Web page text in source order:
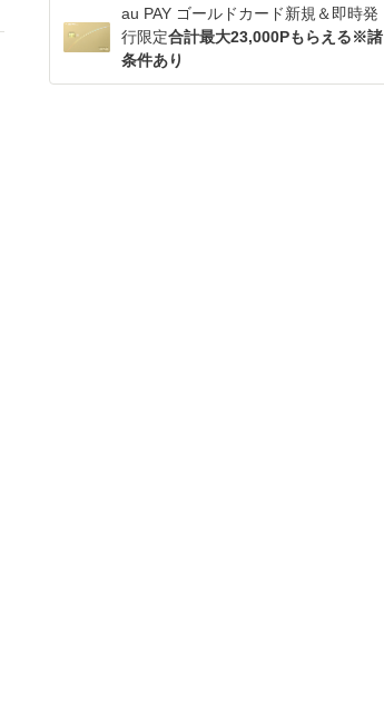
au PAY ゴールドカード新規＆即時発
行限定合計最大23,000Pもらえる※諸
条件あり